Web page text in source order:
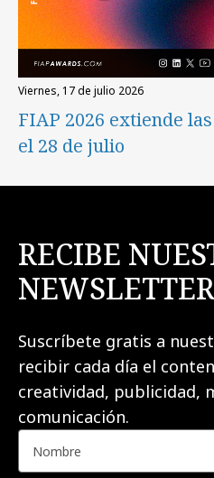
viernes, 17 de julio 2026
FIAP 2026 extiende
el 28 de julio
RECIBE
NEWSLETTER
Suscríbete gratis a
recibir cada día el
creatividad, publicidad,
comunicación.